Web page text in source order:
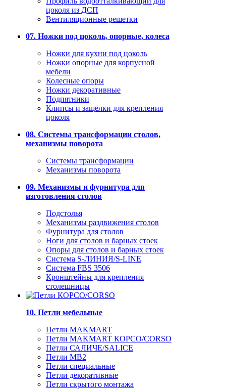
цоколя из ДСП
Вентиляционные решетки
07. Ножки под цоколь, опорные, колеса
Ножки для кухни под цоколь
Ножки опорные для корпусной
мебели
Колесные опоры
Ножки декоративные
Подпятники
Клипсы и защелки для крепления
цоколя
08. Системы трансформации столов,
механизмы поворота
Системы трансформации
Механизмы поворота
09. Механизмы и фурнитура для
изготовления столов
Подстолья
Механизмы раздвижения столов
Фурнитура для столов
Ноги для столов и барных стоек
Опоры для столов и барных стоек
Система S-ЛИНИЯ/S-LINE
Система FBS 3506
Кронштейны для крепления
столешницы
10. Петли мебельные
Петли MAKMART
Петли MAKMART КОРСО/CORSO
Петли САЛИЧЕ/SALICE
Петли MB2
Петли специальные
Петли декоративные
Петли скрытого монтажа